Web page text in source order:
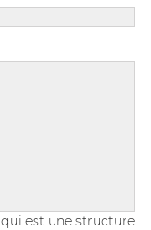
qui est une structure